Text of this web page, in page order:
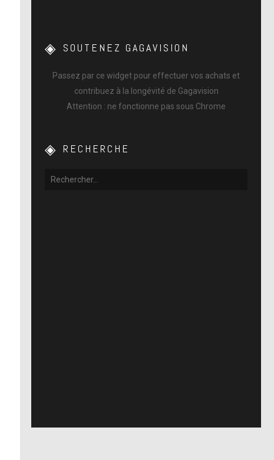
SOUTENEZ GAGAVISION
Passez par ce widget pour effectuer vos achats et
contribuez à la longévité de Gagavision
Attention : ne fonctionne pas sous Chrome
RECHERCHE